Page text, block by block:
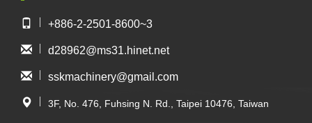
+886-2-2501-8600~3
d28962@ms31.hinet.net
sskmachinery@gmail.com
3F, No. 476, Fuhsing N. Rd., Taipei 10476, Taiwan